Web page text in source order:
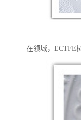
在领域，ECTFE